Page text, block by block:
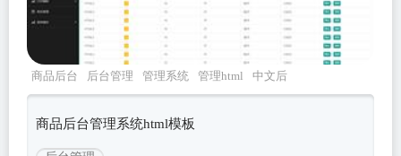
商品后台 后台管理 管理系统 管理html
中文后
台
商品后台管理系统html模板